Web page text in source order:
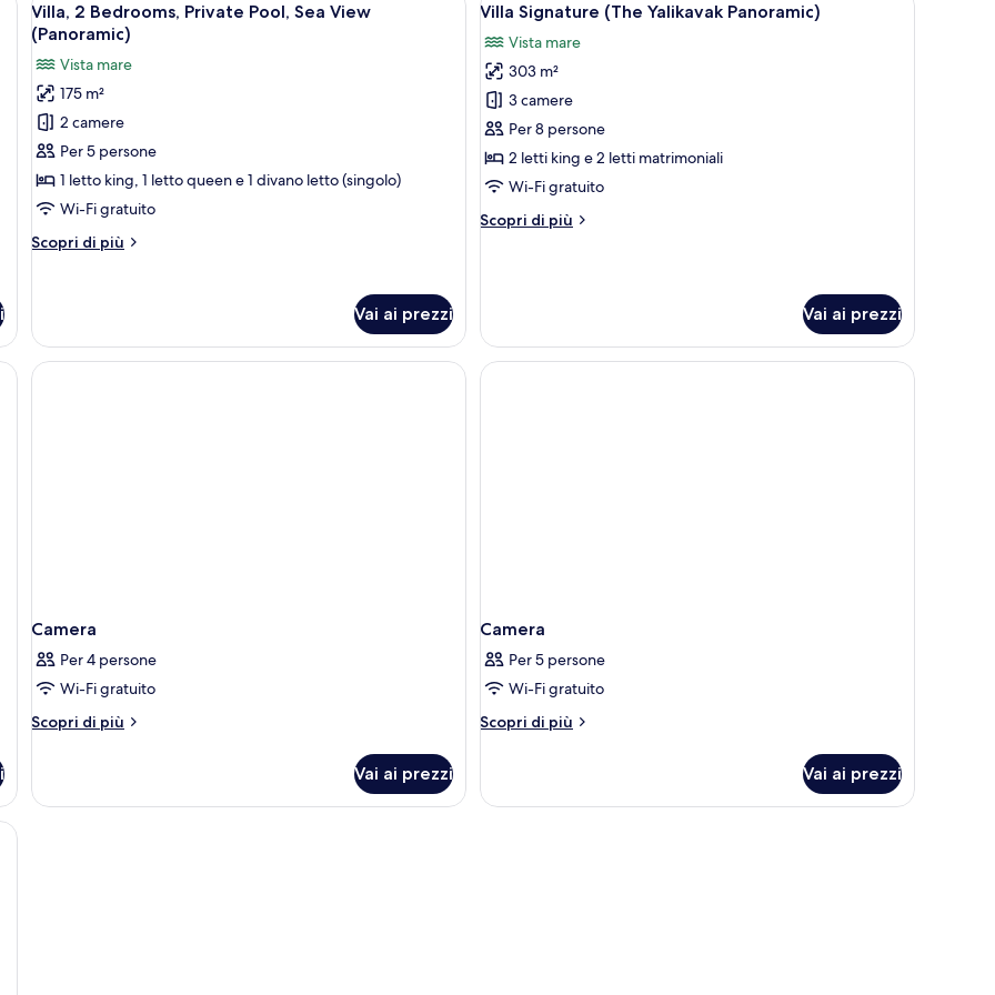
View,
Beachfront
(Panoramic)
tutte
le
foto
per
Villa,
2
Bedrooms,
Private
Sea
8
Villa, 2 Bedrooms, Private Pool, Sea View
(Panoramic)
Vista mare
175 m²
2 camere
Per 5 persone
1 letto king, 1 letto queen e 1 divano letto (singolo)
Wi-Fi gratuito
Scopri di più
Altri
Bedrooms,
Private
Pool,
Vai ai prezzi
tutte
le
foto
per
Villa
Signature
(The
Yalikavak
Panoramic)
8
Villa Signature (The Yalikavak Panoramic)
Vista mare
303 m²
3 camere
Per 8 persone
2 letti king e 2 letti matrimoniali
Wi-Fi gratuito
Scopri di più
Altri
Yalikavak
Panoramic)
Vai ai prezzi
uno specchio grande, una parete decorata e vista sull'esterno.
Camera
Per 4 persone
Wi-Fi gratuito
Scopri di più
Altri
Vai ai prezzi
Camera
Per 5 persone
Wi-Fi gratuito
Scopri di più
Altri
Vai ai prezzi